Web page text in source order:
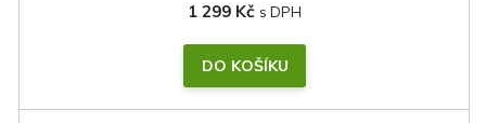
1 299 Kč
DO KOŠÍKU